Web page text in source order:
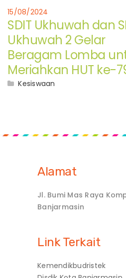
15/08/2024
SDIT Ukhuwah dan
Ukhuwah 2 Gelar
Beragam Lomba
Meriahkan HUT ke-
Kesiswaan
Alamat
Jl. Bumi Mas Raya
Banjarmasin
Link Terkait
Kemendikbudristek